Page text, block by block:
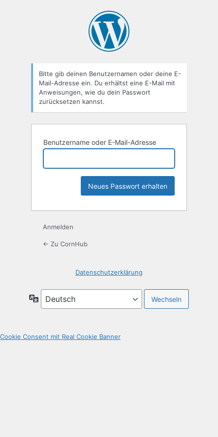
Bitte gib deinen Benutzernamen oder deine E-
Mail-Adresse ein. Du erhältst eine E-Mail mit
Anweisungen, wie du dein Passwort
zurücksetzen kannst.
Benutzername oder E-Mail-Adresse
Anmelden
← Zu CornHub
Datenschutzerklärung
Sprache
Cookie Consent mit Real Cookie Banner